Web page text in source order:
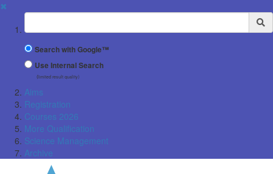
✖
Suchbegriff
Search with Google™
Use Internal Search
(limited result quality)
Aims
Registration
Courses 2026
More Qualification
Science Management
Archive